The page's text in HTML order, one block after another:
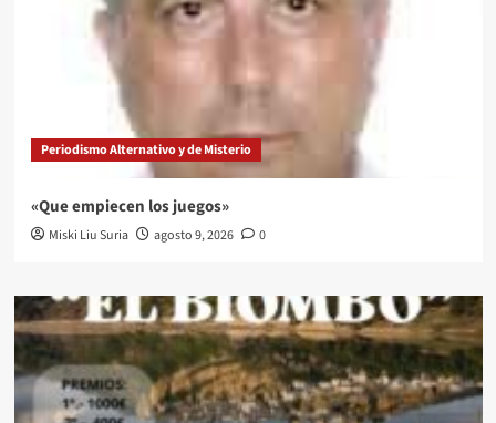
Periodismo Alternativo y de Misterio
«Que empiecen los juegos»
Miski Liu Suria agosto 9, 2026 0